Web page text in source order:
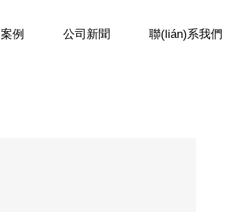
案例 公司新聞 聯(lián)系我們